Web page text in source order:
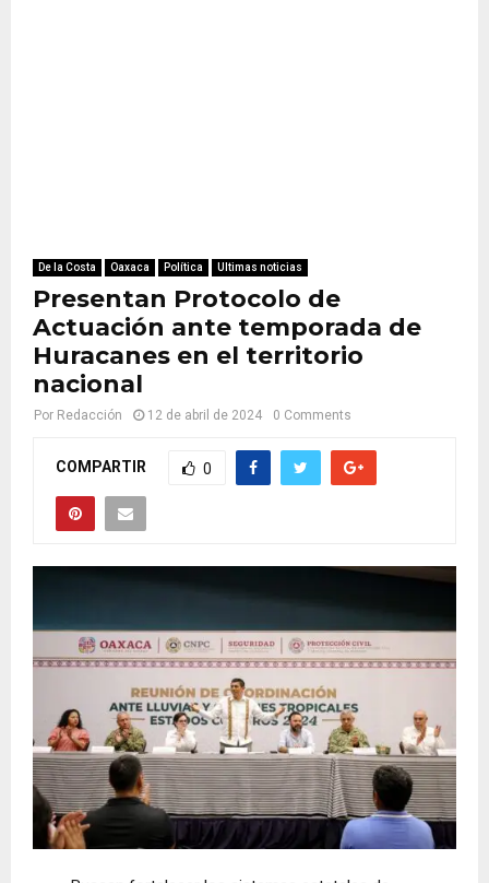
De la Costa Oaxaca Política Ultimas noticias
Presentan Protocolo de
Actuación ante temporada de
Huracanes en el territorio
nacional
Por Redacción 12 de abril de 2024 0 Comments
COMPARTIR 0